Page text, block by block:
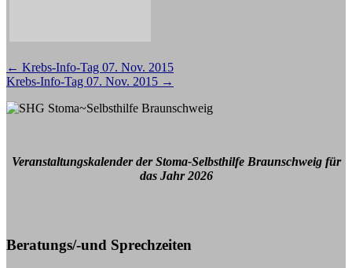
Beitragsnavigation
← Krebs-Info-Tag 07. Nov. 2015
Krebs-Info-Tag 07. Nov. 2015 →
Veranstaltungskalender der Stoma-Selbsthilfe Braunschweig für
das Jahr 2026
Beratungs/-und Sprechzeiten